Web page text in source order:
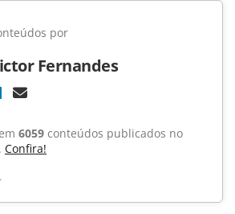
por
Fernandes
6059 conteúdos publicados no
. Confira!